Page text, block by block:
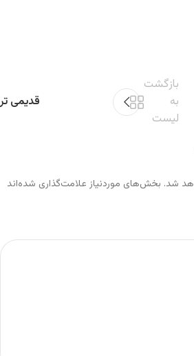
بازگشت
به
لیست
قدیمی تر
شد. بخش‌های موردنیاز علامت‌گذاری شده‌اند